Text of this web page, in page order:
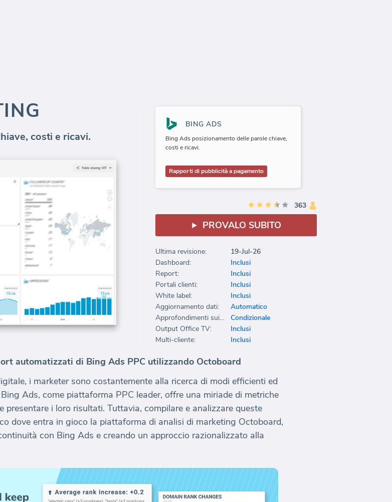
costi e ricavi.
automatizzati di Bing Ads PPC utilizzando Octoboard
i marketer sono costantemente alla ricerca di modi efficienti ed
Ads, come piattaforma PPC leader, offre una miriade di metriche
i loro risultati. Tuttavia, compilare e analizzare queste
dove entra in gioco la piattaforma di analisi di marketing Octoboard,
con Bing Ads e creando un approccio razionalizzato alla
BING ADS
Bing Ads posizionamento delle parole chiave,
costi e ricavi.
Rapporti di pubblicità a pagamento
363
PROVALO SUBITO
Ultima revisione:
19-Jul-26
Dashboard:
Inclusi
Report:
Inclusi
Portali clienti:
Inclusi
White label:
Inclusi
Aggiornamento dati:
Automatico
Approfondimenti sui dati:
Condizionale
Output Office TV:
Inclusi
Multi-cliente:
Inclusi